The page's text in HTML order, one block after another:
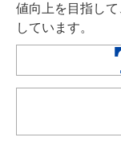
値向上を目指し
しています。